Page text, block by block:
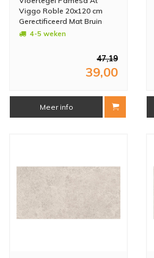
Viggo Roble 20x120 cm
Gerectificeerd Mat Bruin
(Prijs Per M2)
4-5 weken
47,19
39,00
Meer info